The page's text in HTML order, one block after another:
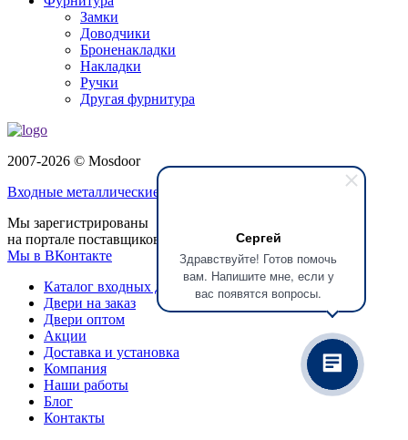
Сергей
Здравствуйте! Готов помочь
вам. Напишите мне, если у
вас появятся вопросы.
Замки
Доводчики
Броненакладки
Накладки
Ручки
Другая фурнитура
2007-2026 © Mosdoor
Входные металлические двери
Мы зарегистрированы
на портале поставщиков
Мы в ВКонтакте
Каталог входных дверей
Двери на заказ
Двери оптом
Акции
Доставка и установка
Компания
Наши работы
Блог
Контакты